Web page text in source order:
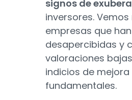
signos de
inversores.
empresas que
desapercibidas y
valoraciones
indicios de mejora
fundamentales.